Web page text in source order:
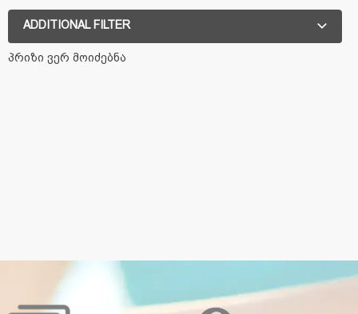
ADDITIONAL FILTER
პრიზი ვერ მოიძებნა